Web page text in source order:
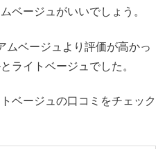
ベージュがいいでしょう。
ムベージュより評価が高かっ
ライトベージュでした。
ベージュの口コミをチェック